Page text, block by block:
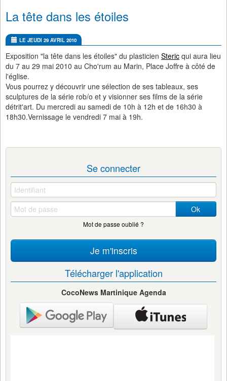
La tête dans les étoiles
LE JEUDI 29 AVRIL 2010
Exposition "la tête dans les étoiles" du plasticien Steric qui aura lieu
du 7 au 29 mai 2010 au Cho'rum au Marin, Place Joffre à côté de
l'église.
Vous pourrez y découvrir une sélection de ses tableaux, ses
sculptures de la série rob/o et y visionner ses films de la série
détrit'art. Du mercredi au samedi de 10h à 12h et de 16h30 à
18h30.Vernissage le vendredi 7 mai à 19h.
Se connecter
Ok
Mot de passe oublié ?
Je m'inscris
Télécharger l'application
CocoNews Martinique Agenda